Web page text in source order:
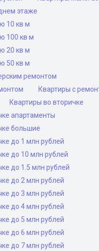
этаже
10 кв м
100 кв м
20 кв м
50 кв м
ремонтом
Квартиры с
Квартиры во вторичке
апартаменты
большие
до 1 млн рублей
до 10 млн рублей
до 1.5 млн рублей
до 2 млн рублей
до 3 млн рублей
до 4 млн рублей
до 5 млн рублей
до 6 млн рублей
до 7 млн рублей